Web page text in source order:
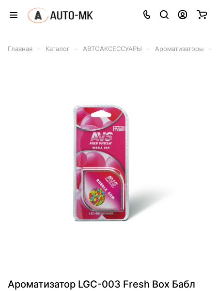
Главная Каталог АВТОАКСЕССУАРЫ Ароматизаторы
Ароматизатор LGC-003 Fresh Box Бабл